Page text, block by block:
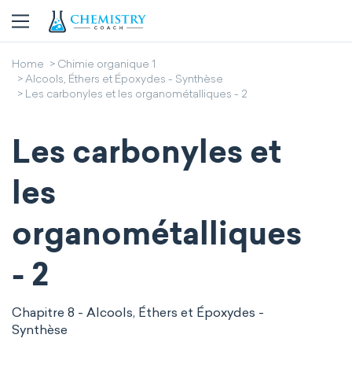
Home
Chimie organique 1
Alcools, Éthers et Époxydes - Synthèse
Les carbonyles et les organométalliques - 2
Les carbonyles et
les
organométalliques
- 2
Chapitre 8 - Alcools, Éthers et Époxydes -
Synthèse